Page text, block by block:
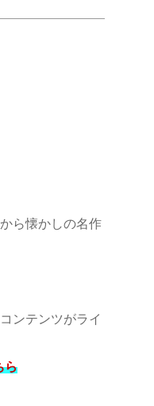
ら懐かしの名作
ンテンツがライ
ら